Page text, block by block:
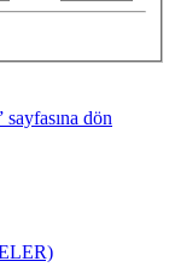
dön